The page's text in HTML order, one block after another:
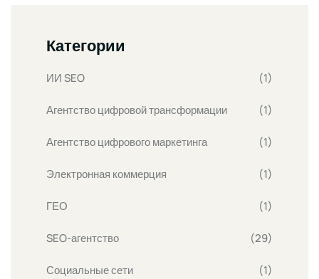
Категории
ИИ SEO (1)
Агентство цифровой трансформации (1)
Агентство цифрового маркетинга (1)
Электронная коммерция (1)
ГЕО (1)
SEO-агентство (29)
Социальные сети (1)